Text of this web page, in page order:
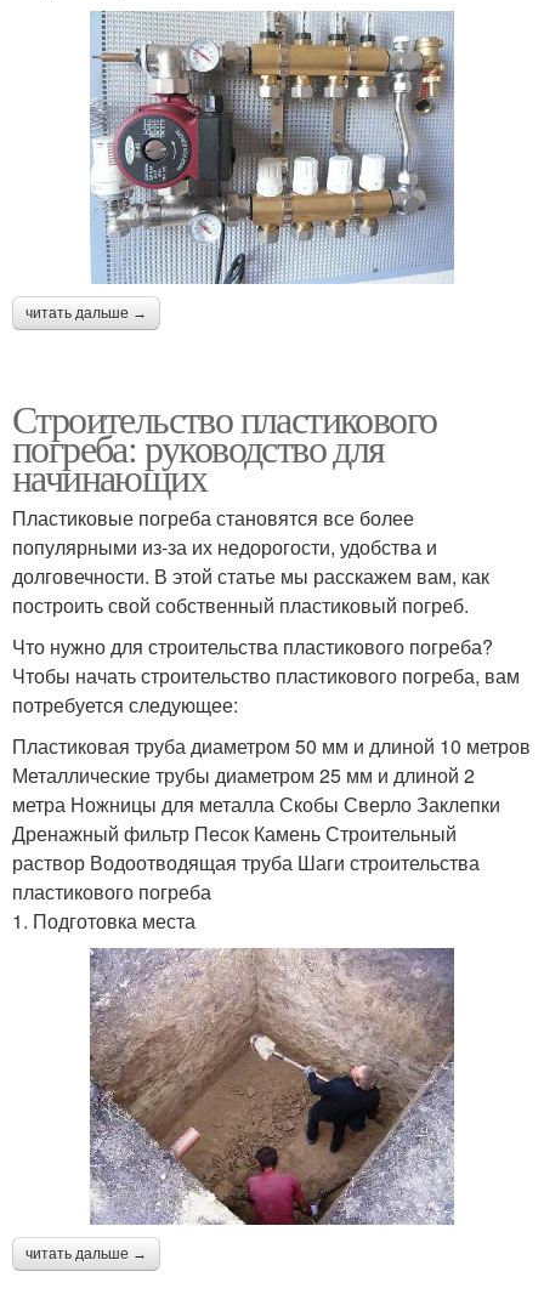
читать дальше →
Строительство пластикового
погреба: руководство для
начинающих
Пластиковые погреба становятся все более
популярными из-за их недорогости, удобства и
долговечности. В этой статье мы расскажем вам, как
построить свой собственный пластиковый погреб.
Что нужно для строительства пластикового погреба?
Чтобы начать строительство пластикового погреба, вам
потребуется следующее:
Пластиковая труба диаметром 50 мм и длиной 10 метров
Металлические трубы диаметром 25 мм и длиной 2
метра Ножницы для металла Скобы Сверло Заклепки
Дренажный фильтр Песок Камень Строительный
раствор Водоотводящая труба Шаги строительства
пластикового погреба
1. Подготовка места
читать дальше →